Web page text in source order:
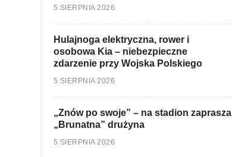
5 SIERPNIA 2026
Hulajnoga elektryczna, rower i
osobowa Kia – niebezpieczne
zdarzenie przy Wojska Polskiego
5 SIERPNIA 2026
„Znów po swoje” – na stadion zaprasza
„Brunatna” drużyna
5 SIERPNIA 2026